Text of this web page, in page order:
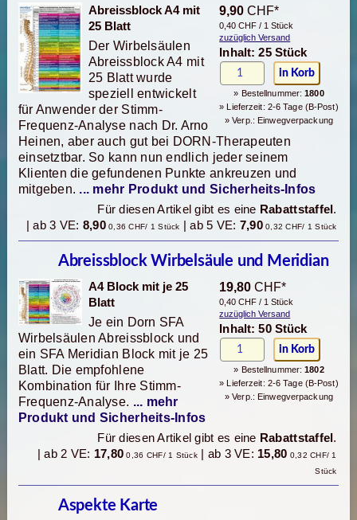
9,90 CHF*
0,40 CHF / 1 Stück
zuzüglich Versand
Inhalt: 25 Stück
» Bestellnummer:1800
» Lieferzeit: 2-6 Tage (B-Post)
» Verp.: Einwegverpackung
Abreissblock A4 mit
25 Blatt
Der Wirbelsäulen
Abreissblock A4 mit
25 Blatt wurde
speziell entwickelt
für Anwender der Stimm-
Frequenz-Analyse nach Dr. Arno
Heinen, aber auch gut bei DORN-Therapeuten
einsetztbar. So kann nun endlich jeder seinem
Klienten die gefundenen Punkte ankreuzen und
mitgeben. ... mehr Produkt und Sicherheits-Infos
Für diesen Artikel gibt es eine Rabattstaffel .
| ab 3 VE: 8,900,36 CHF/ 1 Stück | ab 5 VE: 7,900,32 CHF/ 1 Stück
Abreissblock Wirbelsäule und Meridian
19,80 CHF*
0,40 CHF / 1 Stück
zuzüglich Versand
Inhalt: 50 Stück
» Bestellnummer:1802
» Lieferzeit: 2-6 Tage (B-Post)
» Verp.: Einwegverpackung
A4 Block mit je 25
Blatt
Je ein Dorn SFA
Wirbelsäulen Abreissblock und
ein SFA Meridian Block mit je 25
Blatt. Die empfohlene
Kombination für Ihre Stimm-
Frequenz-Analyse. ... mehr
Produkt und Sicherheits-Infos
Für diesen Artikel gibt es eine Rabattstaffel .
| ab 2 VE: 17,80 0,36 CHF/ 1 Stück| ab 3 VE: 15,80 0,32 CHF/ 1
Stück
Aspekte Karte